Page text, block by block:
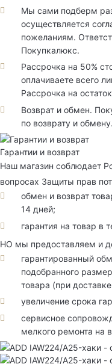
Мы сами подберм
осуществляется
пожеланиям.
Покупкалюкс.
Рассрочка на 50%
оплачиваете всего
Рассрочка на
Возврат и обмен.
по возврату и обмену.
Гарантии и возврат
Наш магазин соблюдает
вопросах Защиты прав
обмен и возврат
14 дней;
гарантия на товар в
НО мы предоставляем и
гарантированный
подобранного
товара (при
увеличение срока
сервисное
мелкого ремонта на